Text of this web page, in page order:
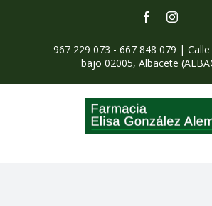
Facebook
967 229 073 - 667 848 079 |
bajo ​02005, Albacete